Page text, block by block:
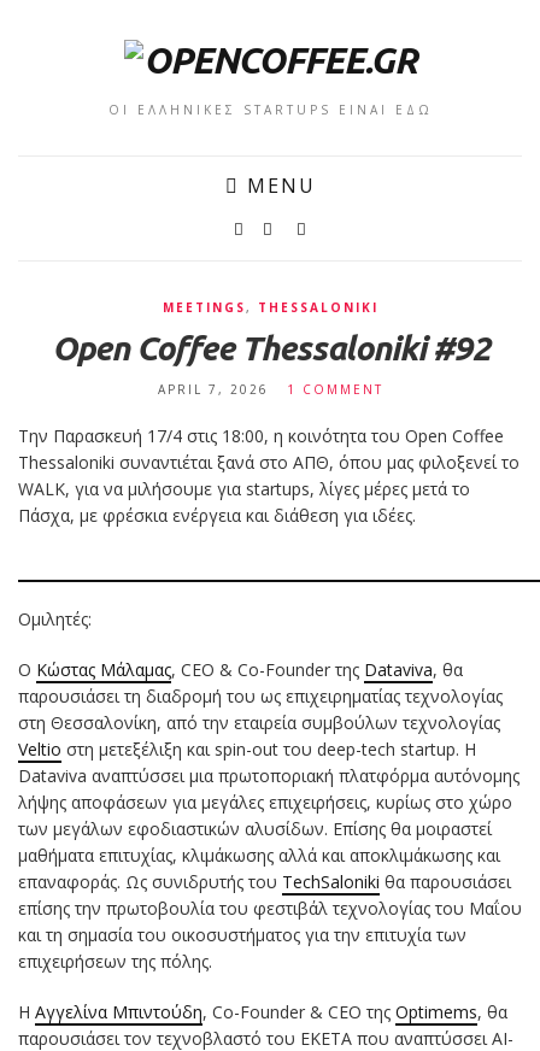
ΟΙ ΕΛΛΗΝΙΚΕΣ STARTUPS ΕΙΝΑΙ ΕΔΩ
MENU
MEETINGS , THESSALONIKI
Open Coffee Thessaloniki #92
APRIL 7, 2026 1 COMMENT
Την Παρασκευή 17/4 στις 18:00, η κοινότητα του Open Coffee
Thessaloniki συναντιέται ξανά στο ΑΠΘ, όπου μας φιλοξενεί το
WALK, για να μιλήσουμε για startups, λίγες μέρες μετά το
Πάσχα, με φρέσκια ενέργεια και διάθεση για ιδέες.
Ομιλητές:
Ο Κώστας Μάλαμας, CEO & Co-Founder της Dataviva, θα
παρουσιάσει τη διαδρομή του ως επιχειρηματίας τεχνολογίας
στη Θεσσαλονίκη, από την εταιρεία συμβούλων τεχνολογίας
Veltio στη μετεξέλιξη και spin-out του deep-tech startup. Η
Dataviva αναπτύσσει μια πρωτοποριακή πλατφόρμα αυτόνομης
λήψης αποφάσεων για μεγάλες επιχειρήσεις, κυρίως στο χώρο
των μεγάλων εφοδιαστικών αλυσίδων. Επίσης θα μοιραστεί
μαθήματα επιτυχίας, κλιμάκωσης αλλά και αποκλιμάκωσης και
επαναφοράς. Ως συνιδρυτής του TechSaloniki θα παρουσιάσει
επίσης την πρωτοβουλία του φεστιβάλ τεχνολογίας του Μαΐου
και τη σημασία του οικοσυστήματος για την επιτυχία των
επιχειρήσεων της πόλης.
Η Αγγελίνα Μπιντούδη, Co-Founder & CEO της Optimems, θα
παρουσιάσει τον τεχνοβλαστό του ΕΚΕΤΑ που αναπτύσσει AI-